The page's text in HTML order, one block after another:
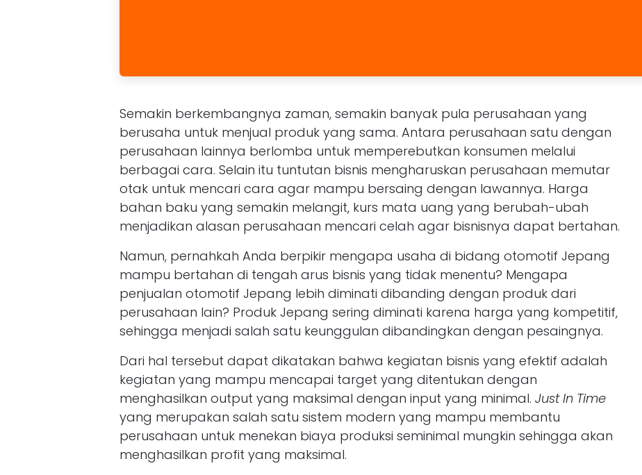
Semakin berkembangnya zaman, semakin banyak pula perusahaan yang
berusaha untuk menjual produk yang sama. Antara perusahaan satu dengan
perusahaan lainnya berlomba untuk memperebutkan konsumen melalui
berbagai cara. Selain itu tuntutan bisnis mengharuskan perusahaan memutar
otak untuk mencari cara agar mampu bersaing dengan lawannya. Harga
bahan baku yang semakin melangit, kurs mata uang yang berubah-ubah
menjadikan alasan perusahaan mencari celah agar bisnisnya dapat bertahan.
Namun, pernahkah Anda berpikir mengapa usaha di bidang otomotif Jepang
mampu bertahan di tengah arus bisnis yang tidak menentu? Mengapa
penjualan otomotif Jepang lebih diminati dibanding dengan produk dari
perusahaan lain? Produk Jepang sering diminati karena harga yang kompetitif,
sehingga menjadi salah satu keunggulan dibandingkan dengan pesaingnya.
Dari hal tersebut dapat dikatakan bahwa kegiatan bisnis yang efektif adalah
kegiatan yang mampu mencapai target yang ditentukan dengan
menghasilkan output yang maksimal dengan input yang minimal. Just In Time
yang merupakan salah satu sistem modern yang mampu membantu
perusahaan untuk menekan biaya produksi seminimal mungkin sehingga akan
menghasilkan profit yang maksimal.